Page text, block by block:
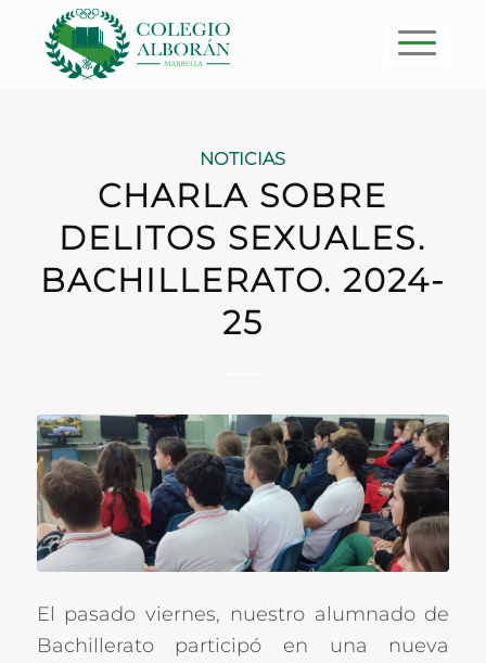
NOTICIAS
CHARLA SOBRE
DELITOS SEXUALES.
BACHILLERATO. 2024-
25
El pasado viernes, nuestro alumnado de
Bachillerato participó en una nueva